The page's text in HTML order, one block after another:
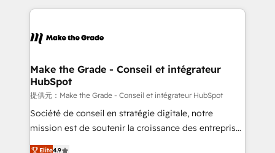
HubSpot COS Performance Award 🏆2014 HubSpot
COS Design Award 🏆2013 HubSpot Marketplace
Partner 📆Founded in 1997
HubSpot's Global Partner of the Year in 2024,
worldwide, and with over 15 years in the ecosystem,
One company, one operating model, delivering
across offices and consulting teams in the UK, USA,
Canada, Germany, France, Belgium, Singapore, and
South Africa. Certified compliant with ISO/IEC
27001:2022 and ISO 9001:2015 across all seven
Make the Grade - Conseil et intégrateur
HubSpot
提供元：Make the Grade - Conseil et intégrateur HubSpot
Société de conseil en stratégie digitale, notre
mission est de soutenir la croissance des entreprises
B2B à travers l’acquisition de nouveaux clients,
Elite4.9